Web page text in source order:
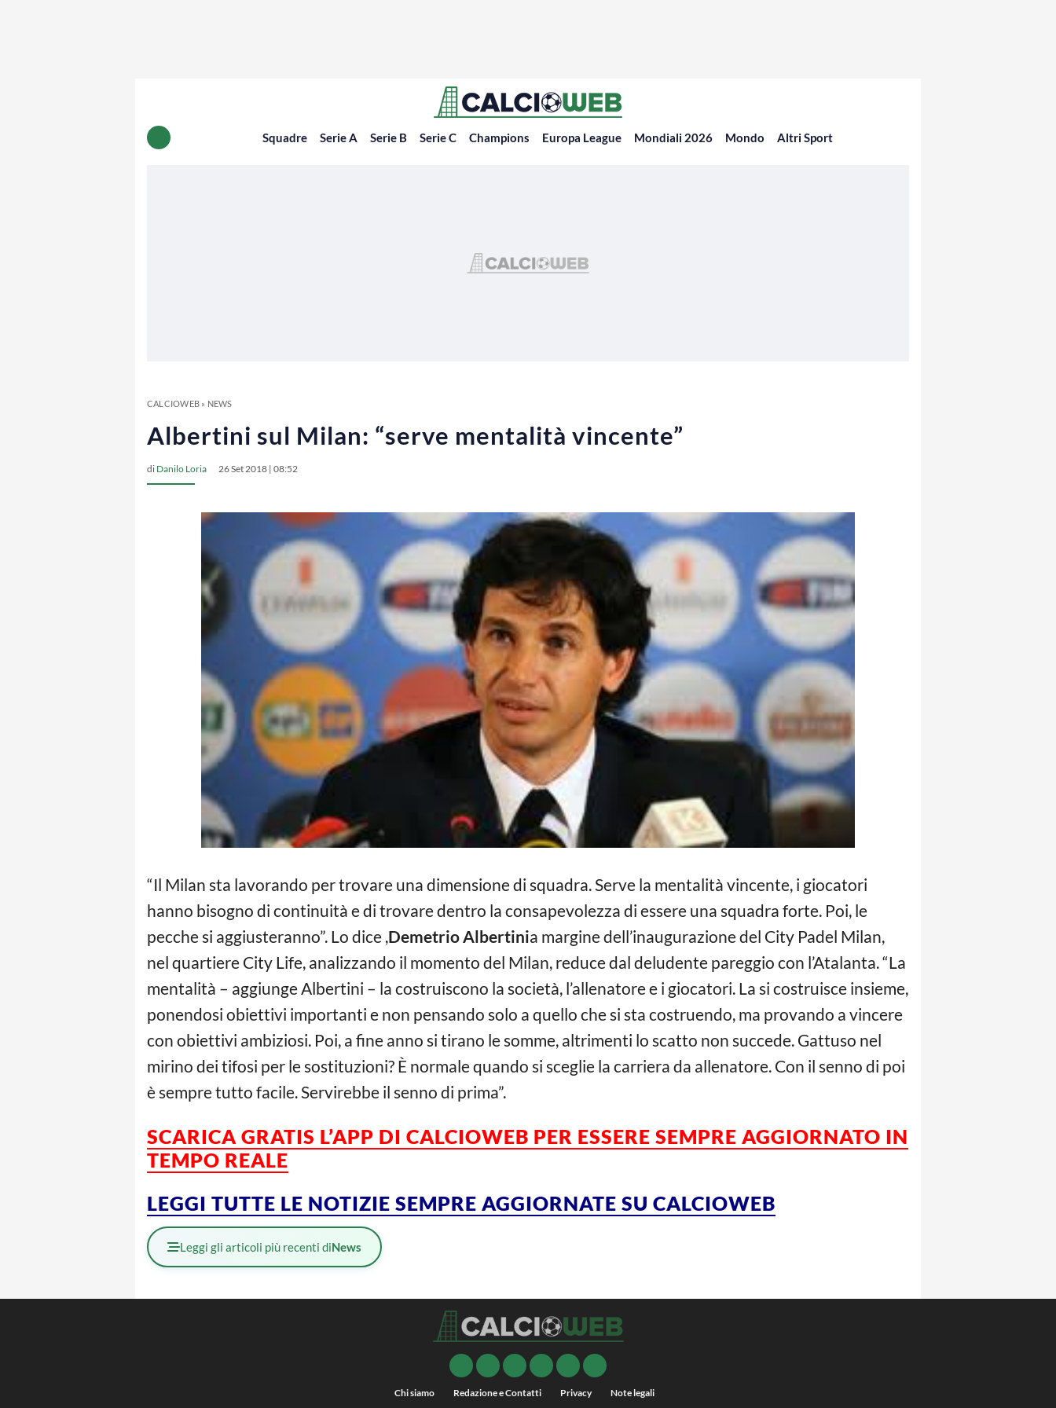
Squadre Serie A Serie B Serie C Champions Europa League Mondiali 2026 Mondo Altri Sport
CALCIOWEB» NEWS
Albertini sul Milan: “serve mentalità vincente”
di Danilo Loria 26 Set 2018 | 08:52
“Il Milan sta lavorando per trovare una dimensione di squadra. Serve la mentalità vincente, i giocatori
hanno bisogno di continuità e di trovare dentro la consapevolezza di essere una squadra forte. Poi, le
pecche si aggiusteranno”. Lo dice ,Demetrio Albertinia margine dell’inaugurazione del City Padel Milan,
nel quartiere City Life, analizzando il momento del Milan, reduce dal deludente pareggio con l’Atalanta. “La
mentalità – aggiunge Albertini – la costruiscono la società, l’allenatore e i giocatori. La si costruisce insieme,
ponendosi obiettivi importanti e non pensando solo a quello che si sta costruendo, ma provando a vincere
con obiettivi ambiziosi. Poi, a fine anno si tirano le somme, altrimenti lo scatto non succede. Gattuso nel
mirino dei tifosi per le sostituzioni? È normale quando si sceglie la carriera da allenatore. Con il senno di poi
è sempre tutto facile. Servirebbe il senno di prima”.
SCARICA GRATIS L’APP DI CALCIOWEB PER ESSERE SEMPRE AGGIORNATO IN
TEMPO REALE
LEGGI TUTTE LE NOTIZIE SEMPRE AGGIORNATE SU CALCIOWEB
Leggi gli articoli più recenti diNews
Chi siamo Redazione e Contatti Privacy Note legali